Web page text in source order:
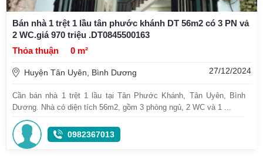
Bán nhà 1 trệt 1 lầu tân phước khánh DT 56m2 có 3 PN vả
2 WC.giá 970 triệu .DT0845500163
Thỏa thuận
0 m²
Huyện Tân Uyên, Bình Dương 27/12/2024
Cần bán nhà 1 trệt 1 lầu tại Tân Phước Khánh, Tân Uyên, Bình
Dương. Nhà có diện tích 56m2, gồm 3 phòng ngủ, 2 WC và 1 ...
0982367013